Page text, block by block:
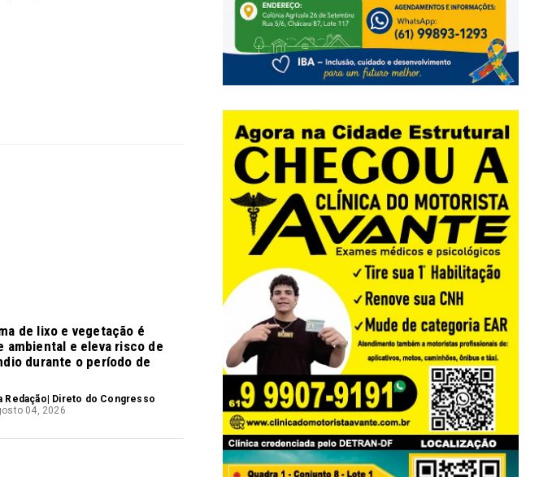
de lixo e vegetação é
ambiental e eleva risco de
durante o período de
Redação| Direto do Congresso
04, 2026